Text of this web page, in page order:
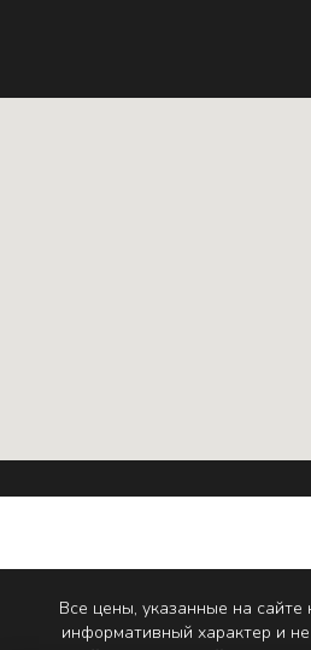
Все цены, указанные на сайте
информативный характер и